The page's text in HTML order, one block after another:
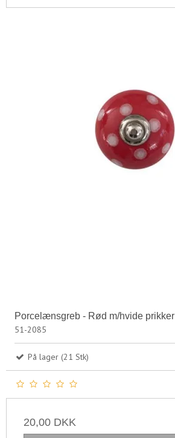
Porcelænsgreb - Rød m/hvide prikker
51-2085
På lager (21 Stk)
20,00 DKK